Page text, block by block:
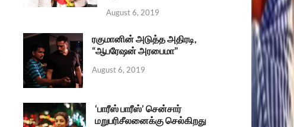
August 6, 2019
ரகுமானின் அடுத்த அதிரடி,
“ஆபரேஷன் அரபைமா”
August 6, 2019
‘பாரீஸ் பாரீஸ்’ சென்சார்
மறுபரிசீலனைக்கு செல்கிறது